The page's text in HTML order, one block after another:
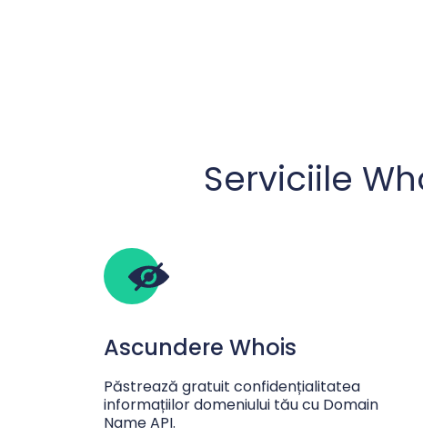
Serviciile
Ascundere Whois
Păstrează gratuit confidențialitatea
informațiilor domeniului tău cu Domain
Name API.